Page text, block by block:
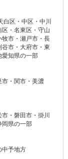
区・中区・中川
・名東区・守山
市・瀬戸市・長
市・大府市・東
愛知県の一部
・関市・美濃
・磐田市・掛川
岡県の一部
中予地方